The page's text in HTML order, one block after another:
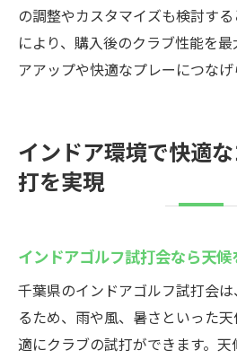
の調整やカスタマイズも検討す
により、購入後のクラブ性能を
アアップや快適なプレーにつなげ
インドア環境で快適
打を実現
インドアゴルフ試打会なら天
千葉県のインドアゴルフ試打会
るため、雨や風、暑さといった
適にクラブの試打ができます。